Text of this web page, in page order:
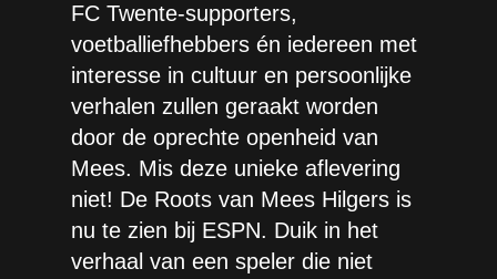
FC Twente-supporters,
voetballiefhebbers én iedereen met
interesse in cultuur en persoonlijke
verhalen zullen geraakt worden
door de oprechte openheid van
Mees. Mis deze unieke aflevering
niet! De Roots van Mees Hilgers is
nu te zien bij ESPN. Duik in het
verhaal van een speler die niet